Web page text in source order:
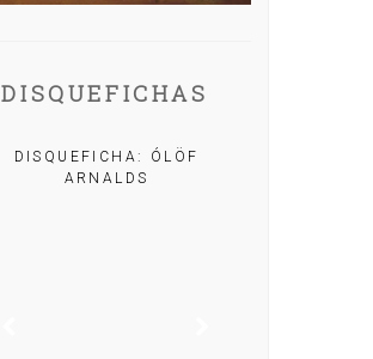
DISQUEFICHAS
DISQUEFICHA: ÓLÖF
ARNALDS